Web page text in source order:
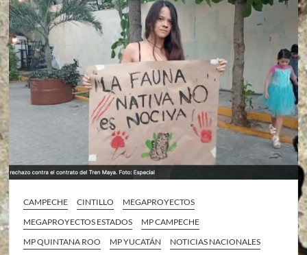
CAMPECHE CINTILLO
MEGAPROYECTOS
MEGAPROYECTOS ESTADOS
MP CAMPECHE
MP QUINTANA ROO
MP YUCATÁN
NOTICIAS NACIONALES